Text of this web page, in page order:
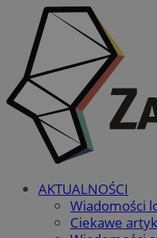
AKTUALNOŚCI
Wiadomości
Ciekawe